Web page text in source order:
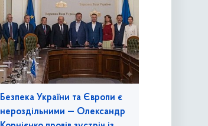
Безпека України та Європи є
нероздільними — Олександр